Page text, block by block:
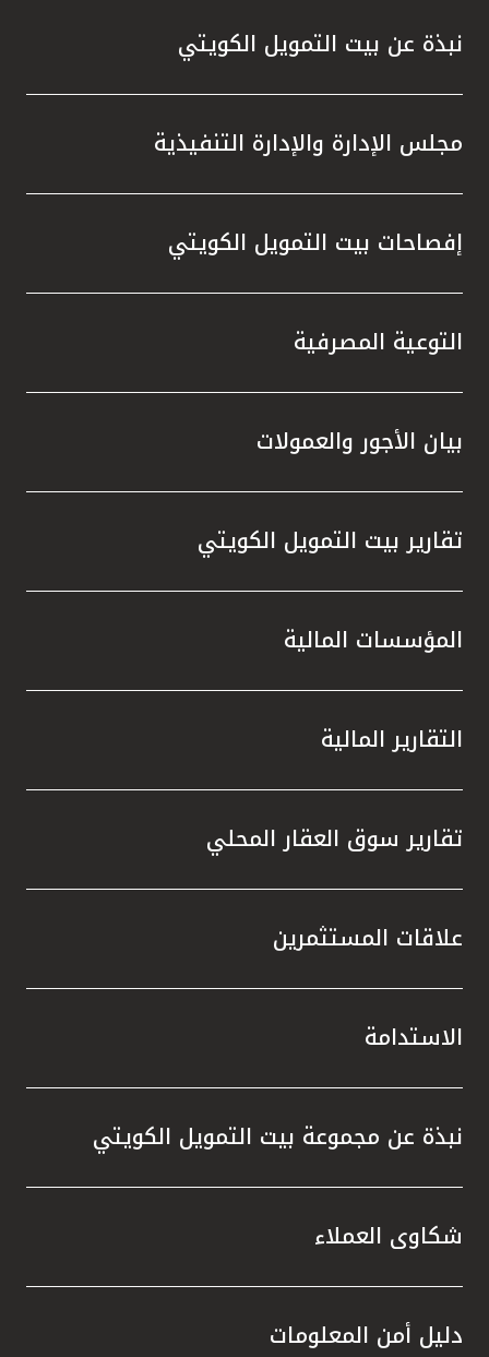
نبذة عن بيت التمويل الكويتي
مجلس الإدارة والإدارة التنفيذية
إفصاحات بيت التمويل الكويتي
التوعية المصرفية
بيان الأجور والعمولات
تقارير بيت التمويل الكويتي
المؤسسات المالية
التقارير المالية
تقارير سوق العقار المحلي
علاقات المستثمرين
الاستدامة
نبذة عن مجموعة بيت التمويل الكويتي
شكاوى العملاء
دليل أمن المعلومات